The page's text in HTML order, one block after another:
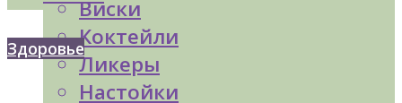
Виски
Коктейли
Ликеры
Настойки
Здоровье